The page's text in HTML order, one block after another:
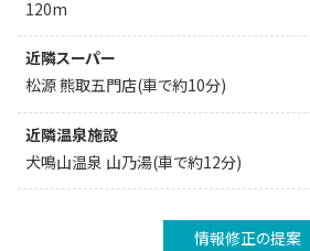
120m
近隣スーパー
松源 熊取五門店(車で約10分)
近隣温泉施設
犬鳴山温泉 山乃湯(車で約12分)
情報修正の提案